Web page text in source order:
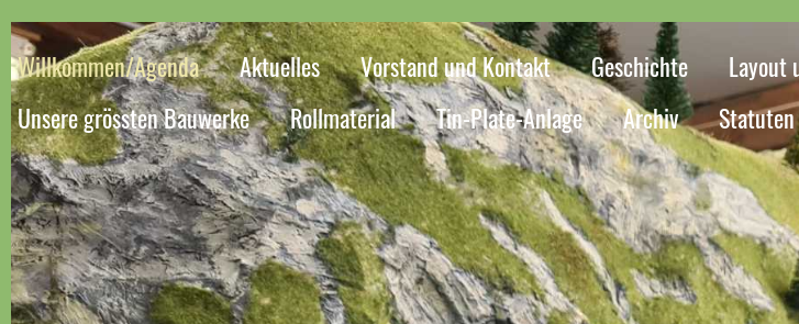
Willkommen/Agenda Aktuelles Vorstand und Kontakt Geschichte
Layout
Unsere grössten Bauwerke
Rollmaterial Tin-Plate-Anlage Archiv